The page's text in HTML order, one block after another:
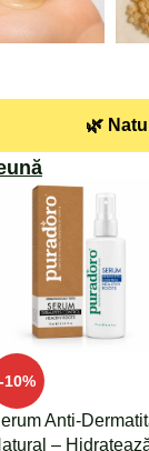
🌿
-10%
Anti-
–